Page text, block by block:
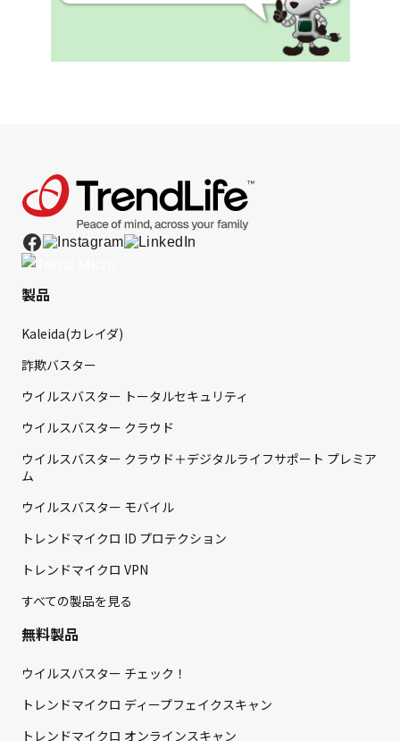
製品
Kaleida(カレイダ)
詐欺バスター
ウイルスバスター トータルセキュリティ
ウイルスバスター クラウド
ウイルスバスター クラウド＋デジタルライフサポート プレミア
ム
ウイルスバスター モバイル
トレンドマイクロ ID プロテクション
トレンドマイクロ VPN
すべての製品を見る
無料製品
ウイルスバスター チェック！
トレンドマイクロ ディープフェイクスキャン
トレンドマイクロ オンラインスキャン